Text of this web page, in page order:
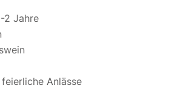
2 Jahre
Anlässe